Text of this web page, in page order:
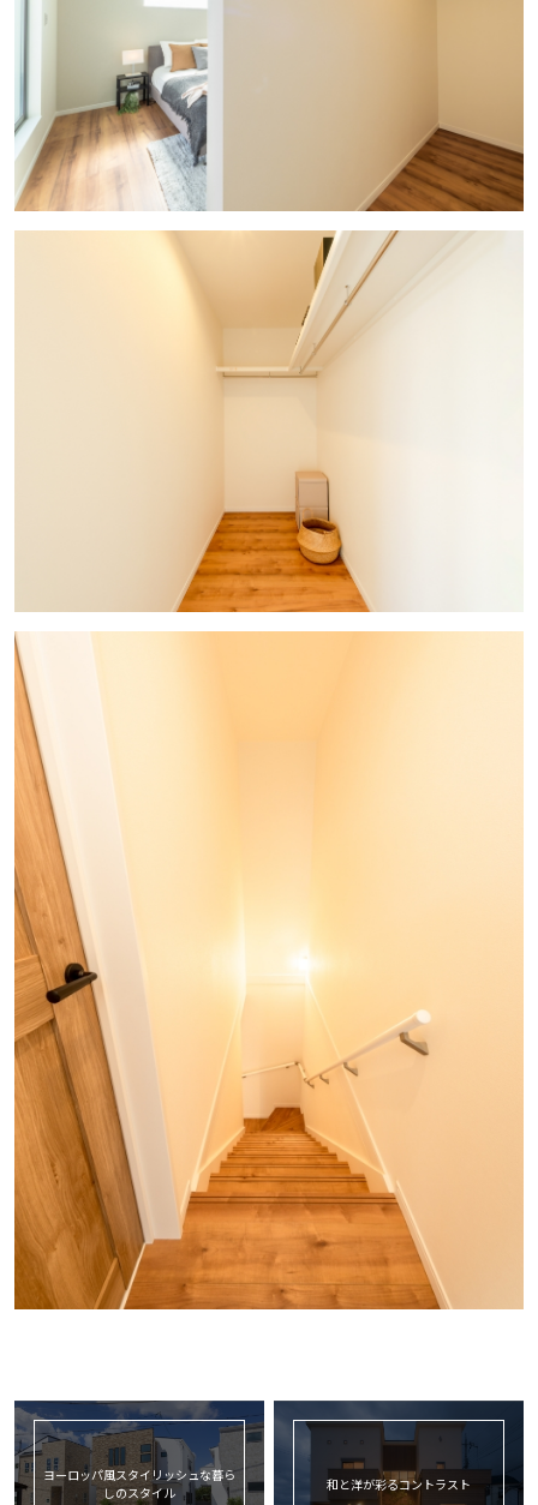
ヨーロッパ風スタイリッシュな暮ら
しのスタイル
和と洋が彩るコントラスト